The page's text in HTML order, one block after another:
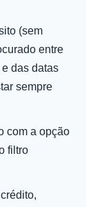
(sem
entre
das datas
sempre
com a opção
filtro